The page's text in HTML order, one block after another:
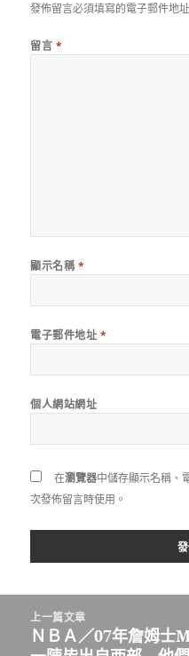
發佈留言必須填寫的電子郵件地
留言 *
顯示名稱 *
電子郵件地址 *
個人網站網址
在瀏覽器中儲存顯示名稱、
次發佈留言時使用。
上一篇文章
上
ＮＢＡ／07年詹姆士